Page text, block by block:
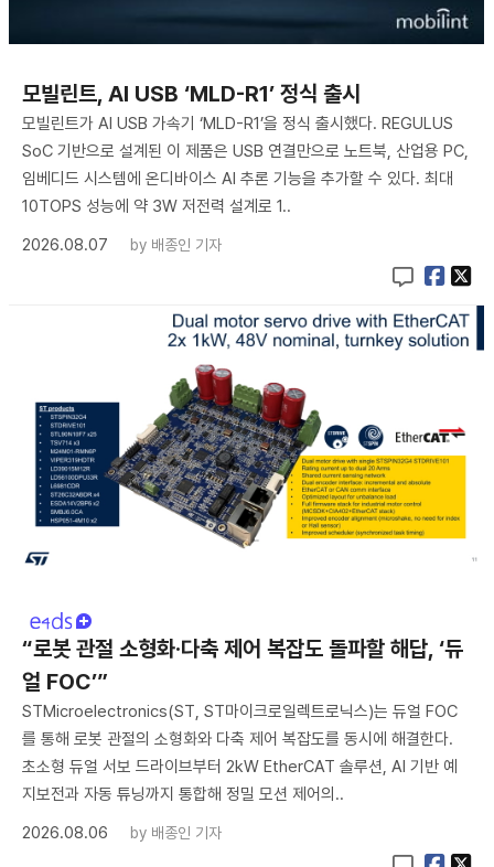
모빌린트, AI USB ‘MLD-R1’ 정식 출시
모빌린트가 AI USB 가속기 ‘MLD-R1’을 정식 출시했다. REGULUS
SoC 기반으로 설계된 이 제품은 USB 연결만으로 노트북, 산업용 PC,
임베디드 시스템에 온디바이스 AI 추론 기능을 추가할 수 있다. 최대
10TOPS 성능에 약 3W 저전력 설계로 1..
2026.08.07
by 배종인 기자
“로봇 관절 소형화·다축 제어 복잡도 돌파할 해답, ‘듀
얼 FOC’”
STMicroelectronics(ST, ST마이크로일렉트로닉스)는 듀얼 FOC
를 통해 로봇 관절의 소형화와 다축 제어 복잡도를 동시에 해결한다.
초소형 듀얼 서보 드라이브부터 2kW EtherCAT 솔루션, AI 기반 예
지보전과 자동 튜닝까지 통합해 정밀 모션 제어의..
2026.08.06
by 배종인 기자